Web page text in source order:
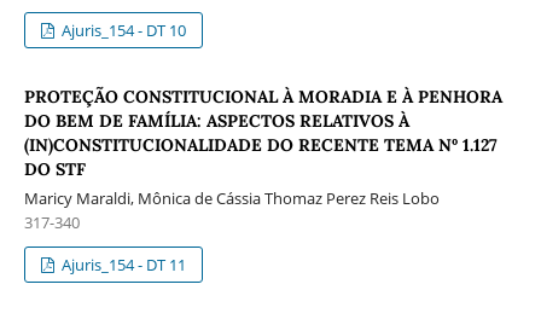
Ajuris_154 - DT 10
PROTEÇÃO CONSTITUCIONAL À MORADIA E À PENHORA
DO BEM DE FAMÍLIA: ASPECTOS RELATIVOS À
(IN)CONSTITUCIONALIDADE DO RECENTE TEMA Nº 1.127
DO STF
Maricy Maraldi, Mônica de Cássia Thomaz Perez Reis Lobo
317-340
Ajuris_154 - DT 11